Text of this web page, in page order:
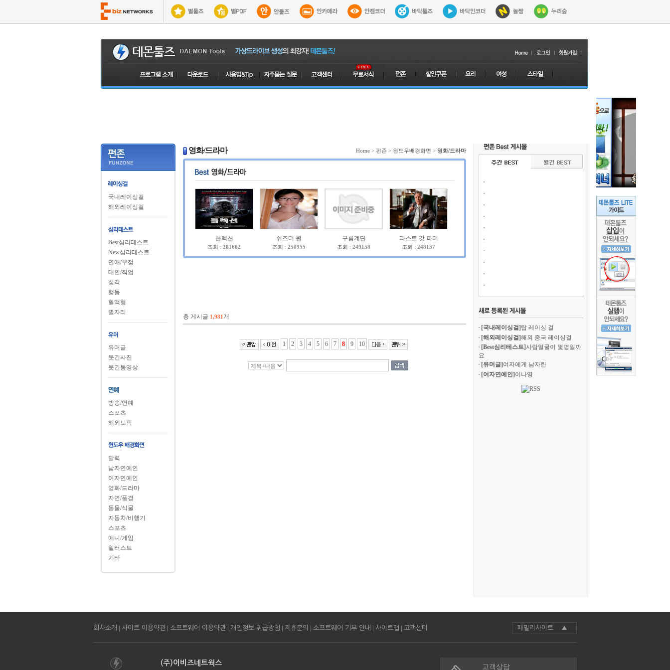
국내레이싱걸
해외레이싱걸
Best심리테스트
New심리테스트
연애/우정
대인/직업
성격
행동
혈액형
별자리
유머글
웃긴사진
웃긴동영상
방송/연예
스포츠
해외토픽
달력
남자연예인
여자연예인
영화/드라마
자연/풍경
동물/식물
자동차/비행기
스포츠
애니/게임
일러스트
기타
영화/드라마 Home > 펀존 > 윈도우배경화면 > 영화/드라마
콜렉션
조회 : 281602
쉬즈더 원
조회 : 250955
구름계단
조회 : 249158
라스트 갓 파더
조회 : 248137
총 게시글 1,981개
1 2 3 4 5 6 7 8 9 10
[국내레이싱걸] 탑 레이싱 걸
[해외레이싱걸]해외 중국 레이싱걸
[Best심리테스트]사람얼굴이 몇명일까
요
[유머글] 여자에게 남자란
[여자연예인] 이나영
회사소개 | 사이트 이용약관 | 소프트웨어 이용약관 | 개인정보 취급방침 | 제휴문의 | 소프트웨어 기부 안내 | 사이트맵 | 고객센터 패밀리사이트 ▲
(주)이비즈네트웍스
고객상담